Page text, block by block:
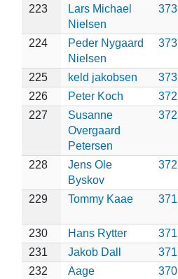
223
Lars Michael
Nielsen
373
224
Peder Nygaard
Nielsen
373
225
keld jakobsen
373
226
Peter Koch
372
227
Susanne
Overgaard
Petersen
372
228
Jens Ole
Byskov
372
229 Tommy Kaae 371
230 Hans Rytter
371
231
Jakob Dall
371
232
Aage 370